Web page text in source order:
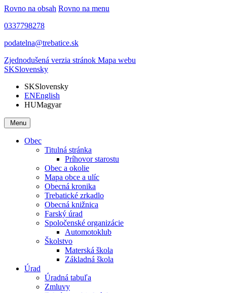
Rovno na obsah Rovno na menu
0337798278
podatelna@trebatice.sk
Zjednodušená verzia stránok Mapa webu
SKSlovensky
SKSlovensky
ENEnglish
HUMagyar
Menu
Obec
Titulná stránka
Príhovor starostu
Obec a okolie
Mapa obce a ulíc
Obecná kronika
Trebatické zrkadlo
Obecná knižnica
Farský úrad
Spoločenské organizácie
Automotoklub
Školstvo
Materská škola
Základná škola
Úrad
Úradná tabuľa
Zmluvy